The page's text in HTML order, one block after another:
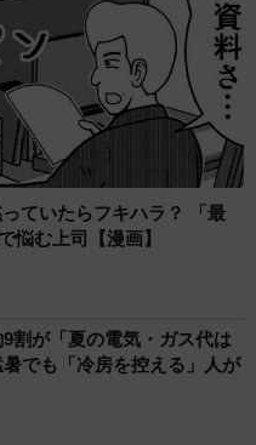
ていたらフキハラ？ 「最
悩む上司【漫画】
割が「夏の電気・ガス代は
でも「冷房を控える」人が